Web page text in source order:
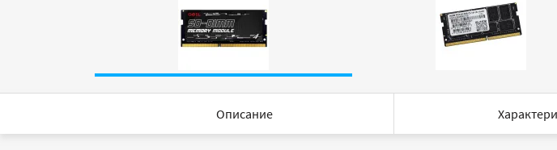
Описание